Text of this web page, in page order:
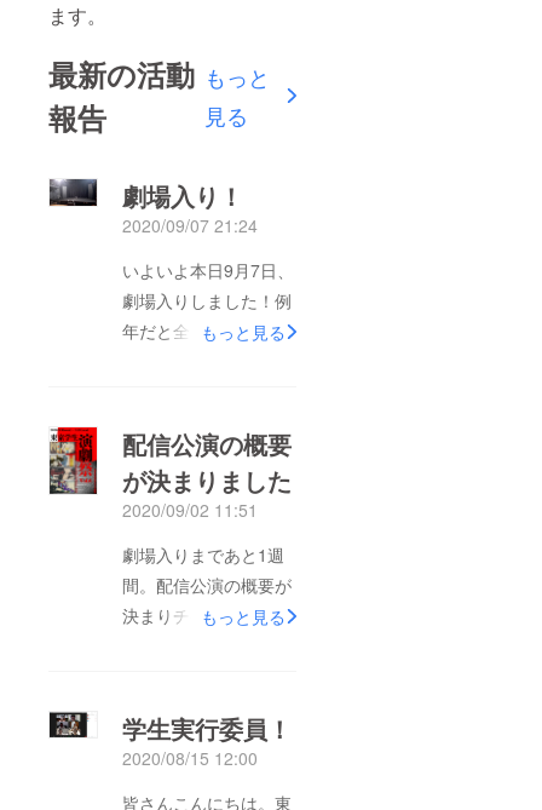
ます。
最新の活動
報告
もっと
見る
劇場入り！
2020/09/07 21:24
いよいよ本日9月7日、
劇場入りしました！例
年だと全団体集まって
のみでの作業で
す……。ちょっと寂し
さはありますが、無事
終わり今(21時)は各団
体の照明担当が入れ替
わりで来て各々の「明
かり作り」というのを
が見えはじめて来たの
で……各団体紹介も始
もっと見る
配信公演の概要
が決まりました
2020/09/02 11:51
劇場入りまであと1週
間。配信公演の概要が
決まりチケットも販売
にて1作品1500円。販
売期間：8/25(火)
22:00～9/22(火)23:59
もっと見る
学生実行委員！
2020/08/15 12:00
皆さんこんにちは。東